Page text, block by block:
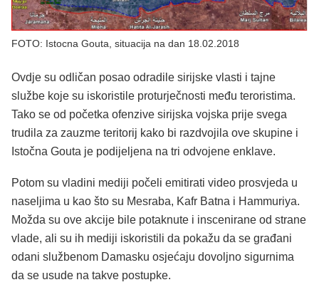
FOTO: Istocna Gouta, situacija na dan 18.02.2018
Ovdje su odličan posao odradile sirijske vlasti i tajne
službe koje su iskoristile proturječnosti među teroristima.
Tako se od početka ofenzive sirijska vojska prije svega
trudila za zauzme teritorij kako bi razdvojila ove skupine i
Istočna Gouta je podijeljena na tri odvojene enklave.
Potom su vladini mediji počeli emitirati video prosvjeda u
naseljima u kao što su Mesraba, Kafr Batna i Hammuriya.
Možda su ove akcije bile potaknute i inscenirane od strane
vlade, ali su ih mediji iskoristili da pokažu da se građani
odani službenom Damasku osjećaju dovoljno sigurnima
da se usude na takve postupke.